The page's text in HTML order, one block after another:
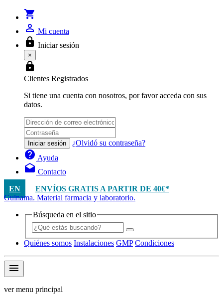
shopping_cart
person_outline Mi cuenta
lock Iniciar sesión
×
lock
Clientes Registrados
Si tiene una cuenta con nosotros, por favor acceda con sus
datos.
Iniciar sesión ¿Olvidó su contraseña?
help Ayuda
drafts Contacto
EN
ENVÍOS GRATIS A PARTIR DE 40€*
Guinama. Material farmacia y laboratorio.
Búsqueda en el sitio
Quiénes somos Instalaciones GMP Condiciones
menu
ver menu principal